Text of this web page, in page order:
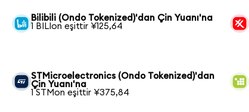
Bilibili (Ondo Tokenized)'dan Çin Yuanı'na
1 BILIon eşittir ¥125,64
STMicroelectronics (Ondo Tokenized)'dan
Çin Yuanı'na
1 STMon eşittir ¥375,84